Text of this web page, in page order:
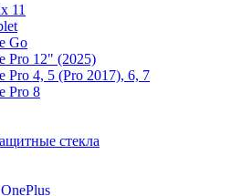
11
Go
Pro 12" (2025)
Pro 4, 5 (Pro 2017), 6, 7
Pro 8
стекла